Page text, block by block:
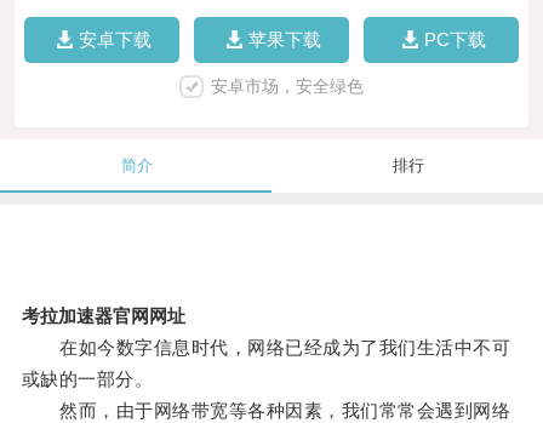
安卓下载 苹果下载 PC下载
安卓市场，安全绿色
简介 排行
考拉加速器官网网址
在如今数字信息时代，网络已经成为了我们生活中不可
或缺的一部分。
然而，由于网络带宽等各种因素，我们常常会遇到网络